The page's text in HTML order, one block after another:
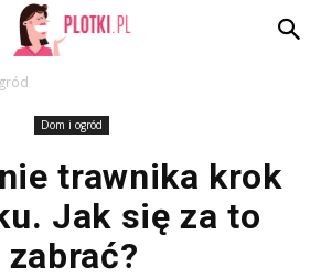
Dom i ogród
trawnika krok
Jak się za to
zabrać?